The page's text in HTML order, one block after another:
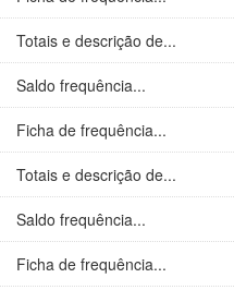
Totais e descrição de...
Saldo frequência...
Ficha de frequência...
Totais e descrição de...
Saldo frequência...
Ficha de frequência...